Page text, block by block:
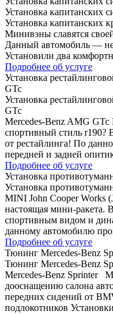
Установка капитанских
Установка капитанских
Минивэны славятся
Данный автомобиль —
Установили два
Подробнее об услуге
Установка
GTc
Установка
GTc
Mercedes-Benz AMG GTc
спортивный стиль r190?
от рестайлинга! По
передней и задней
Подробнее об услуге
Установка
Установка
MINI John Cooper Works
настоящая мини-ракета.
спортивным видом и
данному автомобилю
Подробнее об услуге
Тюнинг Mercedes-Benz
Тюнинг Mercedes-Benz
Mercedes-Benz Sprinter
дооснащению салона
передних сидений от
подлокотников